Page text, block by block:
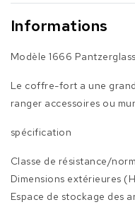
Informations
Modèle 1666
Le coffre-fort a une
ranger accessoires ou
spécification
Classe de résistance/
Dimensions extérieures
Espace de stockage des